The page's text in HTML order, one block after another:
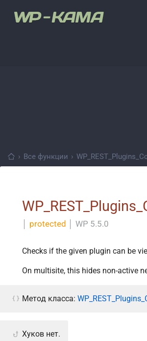
› Все функции ›
protected WP 5.5.0
Checks if the given plugin can be
On multisite, this hides non-active
Метод класса:
Хуков нет.